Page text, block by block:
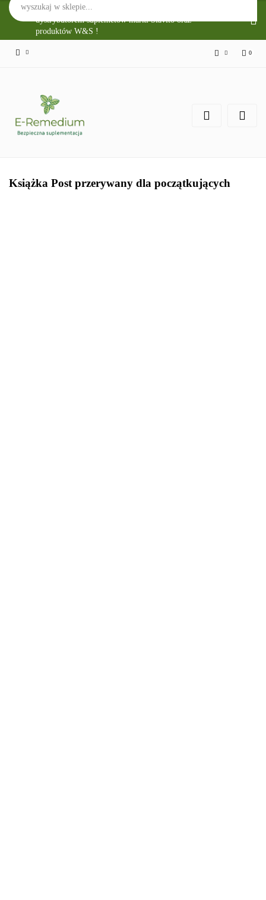
Sklep Internetowy E-Remedium jest głównym
dystrybutorem suplemetów marki Slavito oraz
produktów W&S !
0
Książka Post przerywany dla początkujących